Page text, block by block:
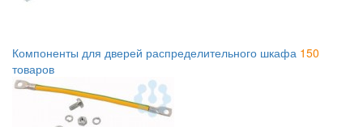
Компоненты для дверей распределительного шкафа 150
товаров